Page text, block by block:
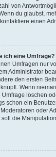
von
du glaubst,
einen
ich eine Umfrage?
Umfragen nur
Administrator
den ersten
Wenn
löschen
schon ein
oder
die